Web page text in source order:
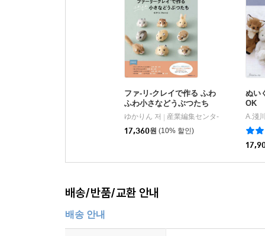
ファ-リ-クレイで作る ふわ
ふわ小さなどうぶつたち
ゆかりん 저
産業編集センタ-
17,360원 (10% 할인)
ぬい
OK
A.淺
배송/반품/교환 안내
배송 안내